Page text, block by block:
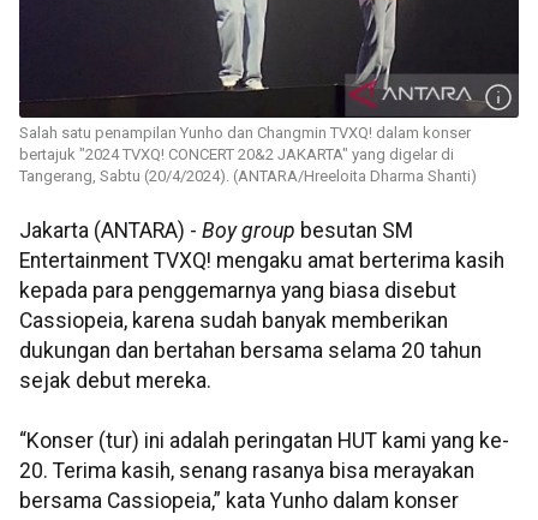
Salah satu penampilan Yunho dan Changmin TVXQ! dalam konser
bertajuk "2024 TVXQ! CONCERT 20&2 JAKARTA" yang digelar di
Tangerang, Sabtu (20/4/2024). (ANTARA/Hreeloita Dharma Shanti)
Jakarta (ANTARA) - Boy group besutan SM
Entertainment TVXQ! mengaku amat berterima kasih
kepada para penggemarnya yang biasa disebut
Cassiopeia, karena sudah banyak memberikan
dukungan dan bertahan bersama selama 20 tahun
sejak debut mereka.
“Konser (tur) ini adalah peringatan HUT kami yang ke-
20. Terima kasih, senang rasanya bisa merayakan
bersama Cassiopeia,” kata Yunho dalam konser